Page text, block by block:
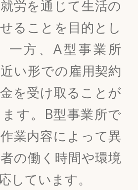
労を通じて生活の
ることを目的とし
一方、A型事業所
い形での雇用契約
を受け取ることが
す。B型事業所で
業内容によって異
の働く時間や環境
しています。